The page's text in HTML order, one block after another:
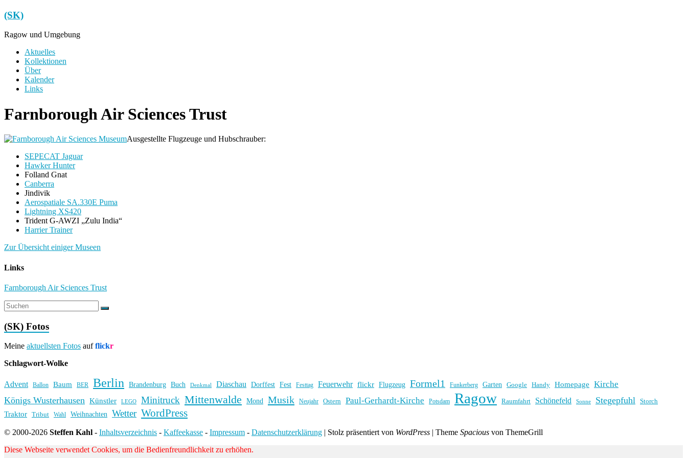
Zum
Inhalt
springen
(SK)
Ragow und Umgebung
Menü
Aktuelles
Kollektionen
Über
Kalender
Links
Farnborough Air Sciences Trust
Ausgestellte Flugzeuge und Hubschrauber:
SEPECAT Jaguar
Hawker Hunter
Folland Gnat
Canberra
Jindivik
Aerospatiale SA.330E Puma
Lightning XS420
Trident G-AWZI „Zulu India“
Harrier Trainer
Zur Übersicht einiger Museen
Links
Farnborough Air Sciences Trust
(SK) Fotos
Meine aktuellsten Fotos aufflickr
Schlagwort-Wolke
Advent Ballon Baum BER Berlin Brandenburg Buch Denkmal Diaschau Dorffest Fest Festtag Feuerwehr flickr Flugzeug Formel1 Funkerberg Garten Google Handy Homepage Kirche
Königs Wusterhausen Künstler LEGO Minitruck Mittenwalde Mond Musik Neujahr Ostern Paul-Gerhardt-Kirche Potsdam Ragow Raumfahrt Schönefeld Sonne Stegepfuhl Storch
Traktor Tribut Wahl Weihnachten Wetter WordPress
© 2000-2026 Steffen Kahl - Inhaltsverzeichnis - Kaffeekasse - Impressum - Datenschutzerklärung | Stolz präsentiert von WordPress | Theme Spacious von ThemeGrill
Diese Webseite verwendet Cookies, um die Bedienfreundlichkeit zu erhöhen.